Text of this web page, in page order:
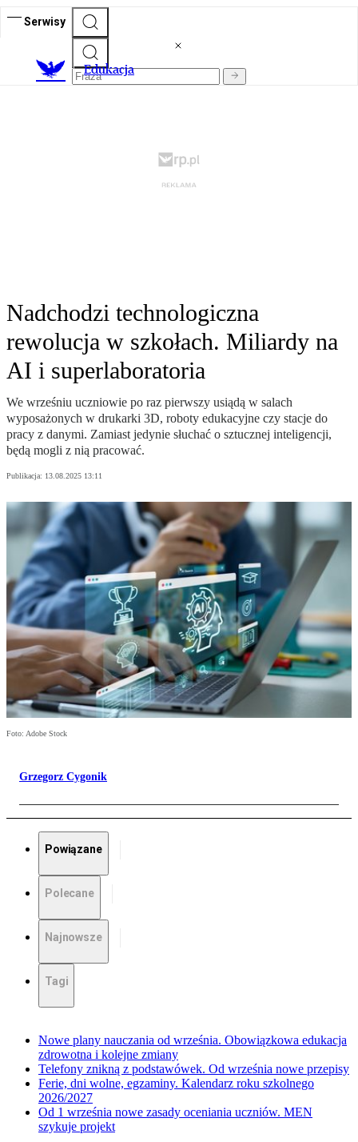
Serwisy
Edukacja
Nadchodzi technologiczna
rewolucja w szkołach. Miliardy na
AI i superlaboratoria
We wrześniu uczniowie po raz pierwszy usiądą w salach
wyposażonych w drukarki 3D, roboty edukacyjne czy stacje do
pracy z danymi. Zamiast jedynie słuchać o sztucznej inteligencji,
będą mogli z nią pracować.
Publikacja: 13.08.2025 13:11
Foto: Adobe Stock
Grzegorz Cygonik
Powiązane
Polecane
Najnowsze
Tagi
Nowe plany nauczania od września. Obowiązkowa edukacja
zdrowotna i kolejne zmiany
Telefony znikną z podstawówek. Od września nowe przepisy
Ferie, dni wolne, egzaminy. Kalendarz roku szkolnego
2026/2027
Od 1 września nowe zasady oceniania uczniów. MEN
szykuje projekt